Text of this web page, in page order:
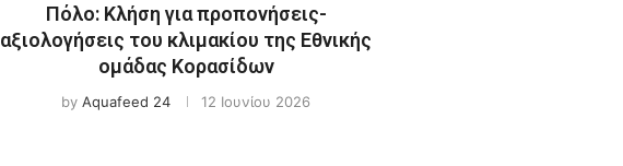
Πόλο: Κλήση για προπονήσεις-
αξιολογήσεις του κλιμακίου της Εθνικής
ομάδας Κορασίδων
by Aquafeed 24 12 Ιουνίου 2026